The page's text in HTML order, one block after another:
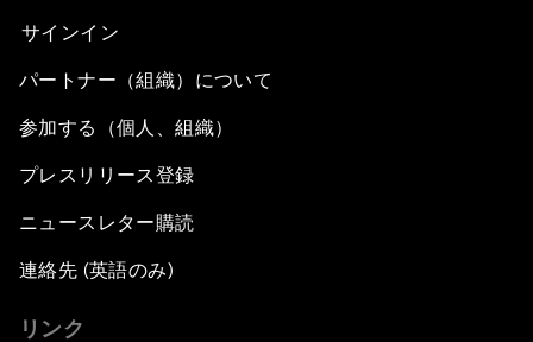
An Insight, An Idea with Shah Rukh Khan
Can We Live with Monopolies?
Harassment
サインイン
パートナー（組織）について
参加する（個人、組織）
プレスリリース登録
ニュースレター購読
連絡先 (英語のみ)
リンク